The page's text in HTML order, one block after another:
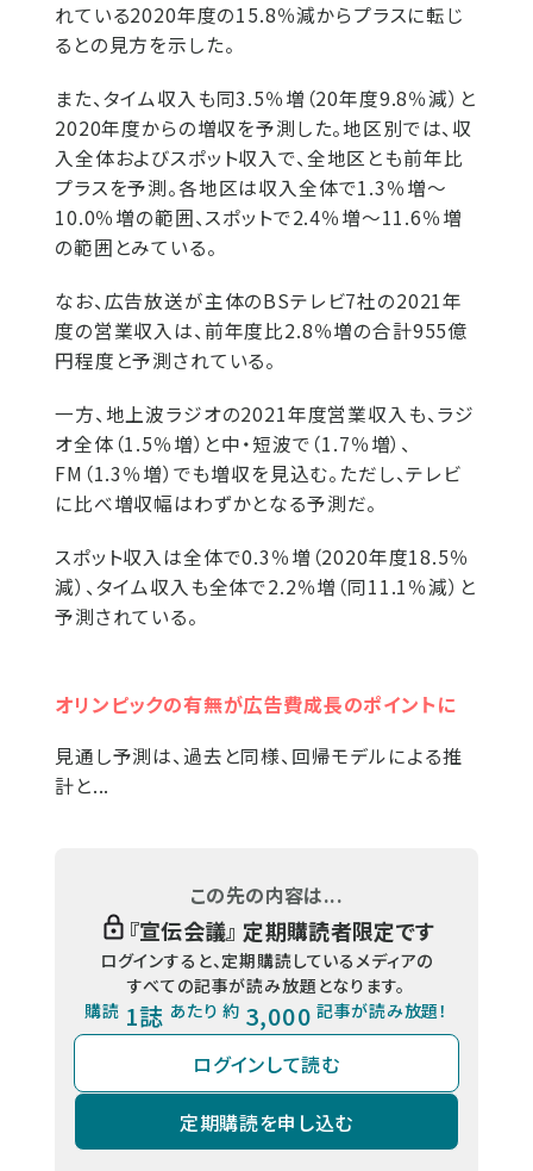
れている2020年度の15.8％減からプラスに転じ
るとの見方を示した。
また、タイム収入も同3.5％増（20年度9.8％減）と
2020年度からの増収を予測した。地区別では、収
入全体およびスポット収入で、全地区とも前年比
プラスを予測。各地区は収入全体で1.3％増～
10.0％増の範囲、スポットで2.4％増～11.6％増
の範囲とみている。
なお、広告放送が主体のBSテレビ7社の2021年
度の営業収入は、前年度比2.8％増の合計955億
円程度と予測されている。
一方、地上波ラジオの2021年度営業収入も、ラジ
オ全体（1.5％増）と中・短波で（1.7％増）、
FM（1.3％増）でも増収を見込む。ただし、テレビ
に比べ増収幅はわずかとなる予測だ。
スポット収入は全体で0.3％増（2020年度18.5％
減）、タイム収入も全体で2.2％増（同11.1％減）と
予測されている。
オリンピックの有無が広告費成長のポイントに
見通し予測は、過去と同様、回帰モデルによる推
計と...
この先の内容は...
『宣伝会議』 定期購読者限定です
ログインすると、定期購読しているメディアの
すべての記事が読み放題となります。
購読 1誌 あたり 約 3,000 記事が読み放題！
ログインして読む
定期購読を申し込む